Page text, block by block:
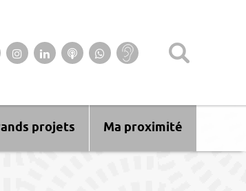
sur notre page Facebook
nous sur Twitter
Suivez-nous sur YouTube
Suivez-nous sur Instagram
Retrouvez-nous sur Linkedin
Ecoutez nos Podcasts
Suivez-nous sur
WhatsApp
Baisse
d’audition ?
Ma proximité
projets